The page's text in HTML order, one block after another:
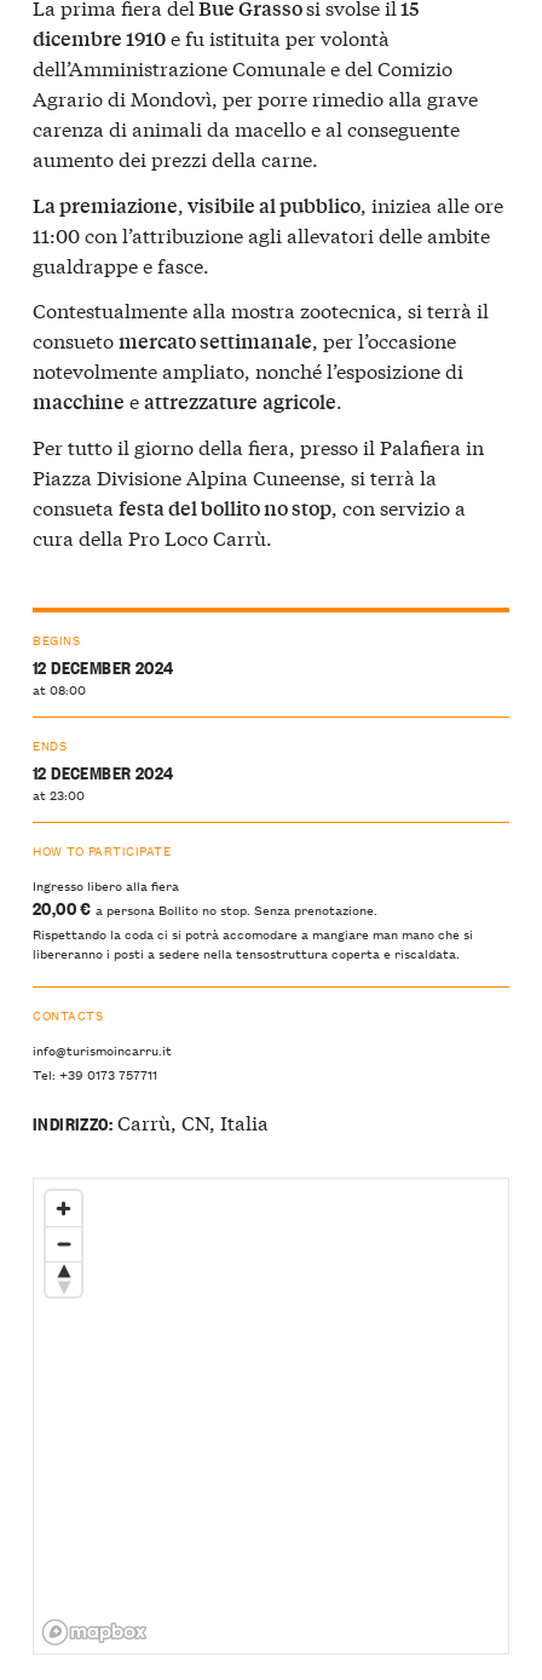
La prima fiera delBue Grassosi svolse il15
dicembre 1910e fu istituita per volontà
dell’Amministrazione Comunale e del Comizio
Agrario di Mondovì, per porre rimedio alla grave
carenza di animali da macello e al conseguente
aumento dei prezzi della carne.
La premiazione visibile al pubblico , iniziea alle ore
11:00 con l’attribuzione agli allevatori delle ambite
gualdrappe e fasce.
Contestualmente alla mostra zootecnica, si terrà il
consuetomercato settimanale, per l’occasione
notevolmente ampliato, nonché l’esposizione di
macchine eattrezzature agricole.
Per tutto il giorno della fiera, presso il Palafiera in
Piazza Divisione Alpina Cuneense, si terrà la
consueta festa del bollito no stop, con servizio a
cura della Pro Loco Carrù.
BEGINS
12 DECEMBER 2024
at 08:00
ENDS
12 DECEMBER 2024
at 23:00
HOW TO PARTICIPATE
Ingresso libero alla fiera
20,00 € a persona Bollito no stop. Senza prenotazione.
Rispettando la coda ci si potrà accomodare a mangiare man mano che si
libereranno i posti a sedere nella tensostruttura coperta e riscaldata.
CONTACTS
info@turismoincarru.it
Tel: +39 0173 757711
INDIRIZZO:Carrù, CN, Italia